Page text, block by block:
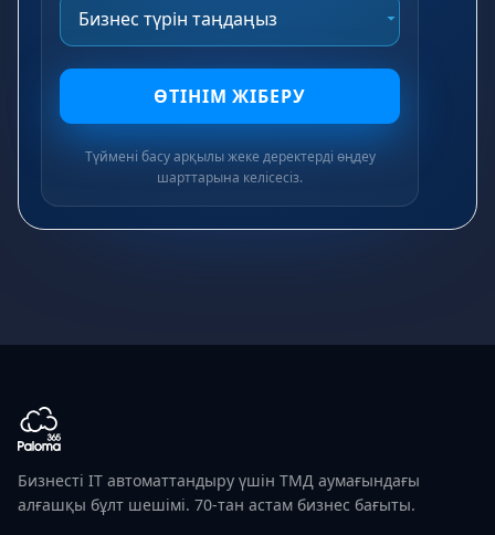
ӨТІНІМ ЖІБЕРУ
Түймені басу арқылы жеке деректерді өңдеу
шарттарына келісесіз.
Бизнесті IT автоматтандыру үшін ТМД аумағындағы
алғашқы бұлт шешімі. 70-тан астам бизнес бағыты.